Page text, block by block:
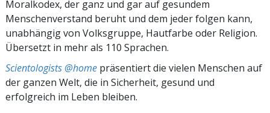
Moralkodex, der ganz und gar auf gesundem
Menschenverstand beruht und dem jeder folgen kann,
unabhängig von Volksgruppe, Hautfarbe oder Religion.
Übersetzt in mehr als 110 Sprachen.
Scientologists @home präsentiert die vielen Menschen auf
der ganzen Welt, die in Sicherheit, gesund und
erfolgreich im Leben bleiben.